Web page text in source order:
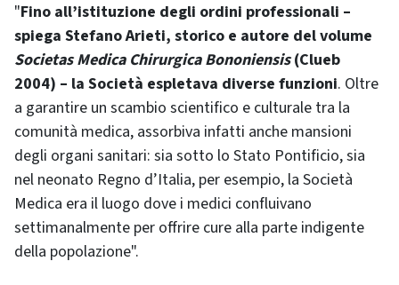
"Fino all’istituzione degli ordini professionali –
spiega Stefano Arieti, storico e autore del volume
Societas Medica Chirurgica Bononiensis(Clueb
2004) – la Società espletava diverse funzioni. Oltre
a garantire un scambio scientifico e culturale tra la
comunità medica, assorbiva infatti anche mansioni
degli organi sanitari: sia sotto lo Stato Pontificio, sia
nel neonato Regno d’Italia, per esempio, la Società
Medica era il luogo dove i medici confluivano
settimanalmente per offrire cure alla parte indigente
della popolazione".